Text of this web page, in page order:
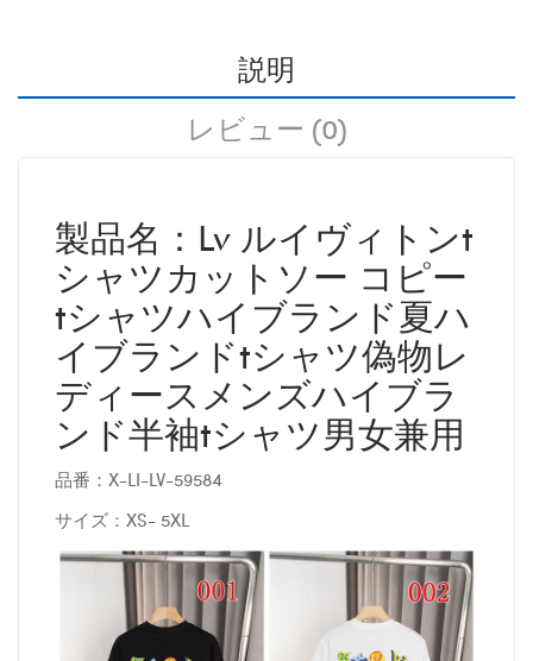
説明
レビュー (0)
製品名：Lv ルイヴィトンt
シャツカットソー コピー
tシャツハイブランド夏ハ
イブランドtシャツ偽物レ
ディースメンズハイブラ
ンド半袖tシャツ男女兼用
品番：X-LI-LV-59584
サイズ：XS- 5XL